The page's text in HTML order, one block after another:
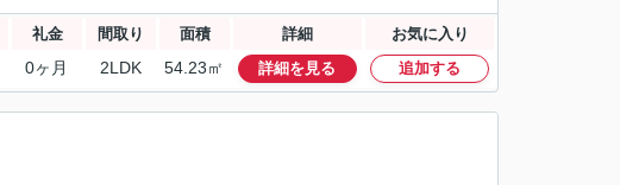
礼金 間取り 面積 詳細 お気に入り
0ヶ月 2LDK 54.23㎡ 詳細を見る 追加する